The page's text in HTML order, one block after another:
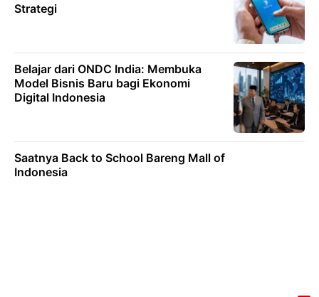
Strategi
Belajar dari ONDC India: Membuka
Model Bisnis Baru bagi Ekonomi
Digital Indonesia
Saatnya Back to School Bareng Mall of
Indonesia